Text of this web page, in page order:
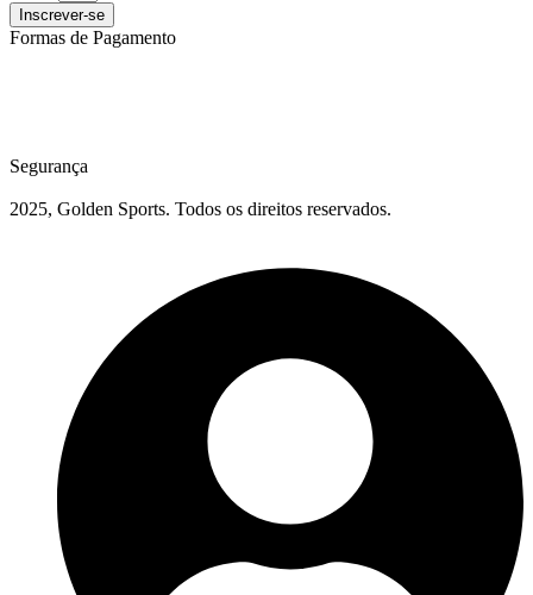
Inscrever-se
Formas de Pagamento
Segurança
2025, Golden Sports. Todos os direitos reservados.